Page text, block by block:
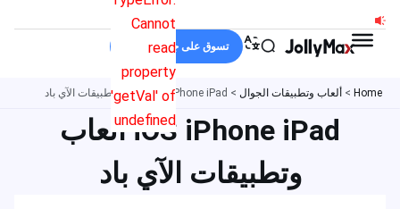
إلى
المحتوى
Cannot
read
property
'getVal' of
undefined
تسوق على جولي ماكس
Home
> ألعاب وتطبيقات الجوال > iOS iPhone iPad ألعاب وتطبيقات الآي باد
iOS iPhone iPad ألعاب
وتطبيقات الآي باد